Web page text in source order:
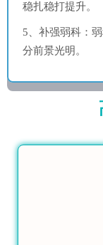
稳扎稳打提升。
5、补强弱科：
分前景光明。